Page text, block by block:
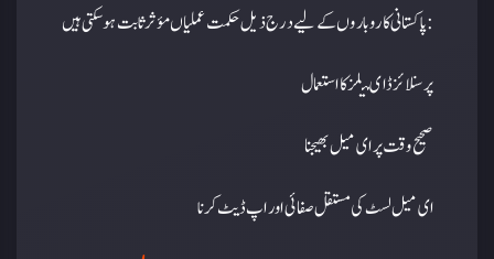
پاکستانی کاروباروں کے لیے درج ذیل حکمت عملیاں مؤثر ثابت ہو سکتی ہیں:
پرسنلائزڈ ای میلز کا استعمال
صحیح وقت پر ای میل بھیجنا
ای میل لسٹ کی مستقل صفائی اور اپ ڈیٹ کرنا